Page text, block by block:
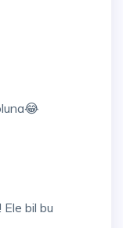
bil bu